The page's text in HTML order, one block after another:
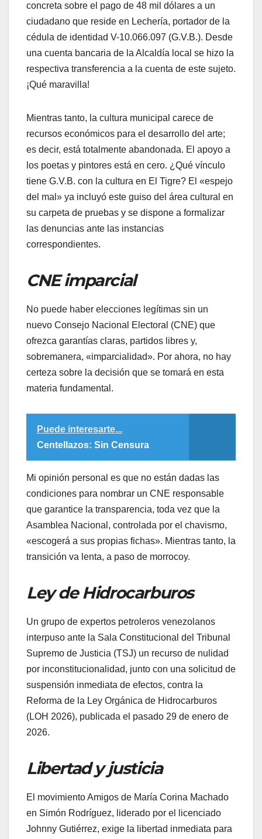
concreta sobre el pago de 48 mil dólares a un
ciudadano que reside en Lechería, portador de la
cédula de identidad V-10.066.097 (G.V.B.). Desde
una cuenta bancaria de la Alcaldía local se hizo la
respectiva transferencia a la cuenta de este sujeto.
¡Qué maravilla!
​Mientras tanto, la cultura municipal carece de
recursos económicos para el desarrollo del arte;
es decir, está totalmente abandonada. El apoyo a
los poetas y pintores está en cero. ¿Qué vínculo
tiene G.V.B. con la cultura en El Tigre? El «espejo
del mal» ya incluyó este guiso del área cultural en
su carpeta de pruebas y se dispone a formalizar
las denuncias ante las instancias
correspondientes.
CNE imparcial
​No puede haber elecciones legítimas sin un
nuevo Consejo Nacional Electoral (CNE) que
ofrezca garantías claras, partidos libres y,
sobremanera, «imparcialidad». Por ahora, no hay
certeza sobre la decisión que se tomará en esta
materia fundamental.
Puede interesarte...
Centellazos: Sin Censura
​Mi opinión personal es que no están dadas las
condiciones para nombrar un CNE responsable
que garantice la transparencia, toda vez que la
Asamblea Nacional, controlada por el chavismo,
«escogerá a sus propias fichas». Mientras tanto, la
transición va lenta, a paso de morrocoy.
Ley de Hidrocarburos
​Un grupo de expertos petroleros venezolanos
interpuso ante la Sala Constitucional del Tribunal
Supremo de Justicia (TSJ) un recurso de nulidad
por inconstitucionalidad, junto con una solicitud de
suspensión inmediata de efectos, contra la
Reforma de la Ley Orgánica de Hidrocarburos
(LOH 2026), publicada el pasado 29 de enero de
2026.
Libertad y justicia
​El movimiento Amigos de María Corina Machado
en Simón Rodríguez, liderado por el licenciado
Johnny Gutiérrez, exige la libertad inmediata para